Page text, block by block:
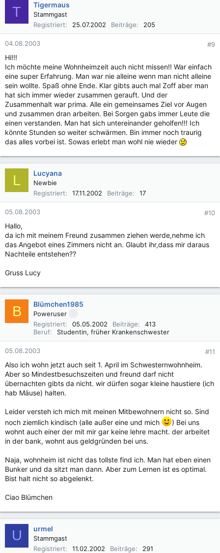
T Tigermaus
Stammgast
Registriert
25.07.2002 Beiträge 205
04.08.2003 #9
Hi!!!
Ich möchte meine Wohnheimzeit auch nicht missen!! War einfach
eine super Erfahrung. Man war nie alleine wenn man nicht alleine
sein wollte. Spaß ohne Ende. Klar gibts auch mal Zoff aber man
hat sich immer wieder zusammen gerauft. Und der
Zusammenhalt war prima. Alle ein gemeinsames Ziel vor Augen
und zusammen dran arbeiten. Bei Sorgen gabs immer Leute die
einen verstanden. Man hat sich untereinander geholfen!!! Ich
könnte Stunden so weiter schwärmen. Bin immer noch traurig
das alles vorbei ist. Sowas erlebt man wohl nie wieder
L Lucyana
Newbie
Registriert
17.11.2002 Beiträge 17
05.08.2003 #10
Hallo,
da ich mit meinem Freund zusammen ziehen werde,nehme ich
das Angebot eines Zimmers nicht an. Glaubt ihr,dass mir daraus
Nachteile entstehen??
Gruss Lucy
B Blümchen1985
Poweruser
Registriert
05.05.2002 Beiträge
413
Beruf
Studentin, früher Krankenschwester
05.08.2003 #11
Also ich wohn jetzt auch seit 1. April im Schwesternwohnheim.
Aber so Mindestbesuchszeiten und freund darf nicht
übernachten gibts da nicht. wir dürfen sogar kleine haustiere (ich
hab Mäuse) halten.
Leider versteh ich mich mit meinen Mitbewohnern nicht so. Sind
noch ziemlich kindisch (alle außer eine und mich
) Bei uns
wohnt auch einer der mit mir gar keine lehre macht. der arbeitet
in der bank, wohnt aus geldgründen bei uns.
Naja, wohnheim ist nicht das tollste find ich. Man hat eben einen
Bunker und da sitzt man dann. Aber zum Lernen ist es optimal.
Bist halt nicht so abgelenkt.
Ciao Blümchen
U urmel
Stammgast
Registriert
11.02.2002 Beiträge 291